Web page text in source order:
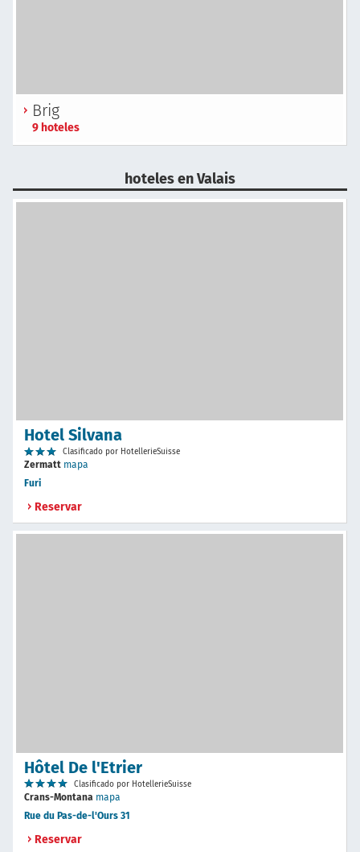
Brig
9 hoteles
hoteles en Valais
Hotel Silvana
Clasificado por HotellerieSuisse
Zermatt mapa
Furi
Reservar
Hôtel De l'Etrier
Clasificado por HotellerieSuisse
Crans-Montana mapa
Rue du Pas-de-l'Ours 31
Reservar